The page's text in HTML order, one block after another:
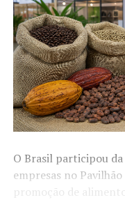
O Brasil participou
empresas no